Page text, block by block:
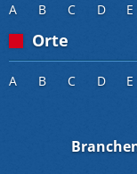
A B C D E
Orte
A B C D E